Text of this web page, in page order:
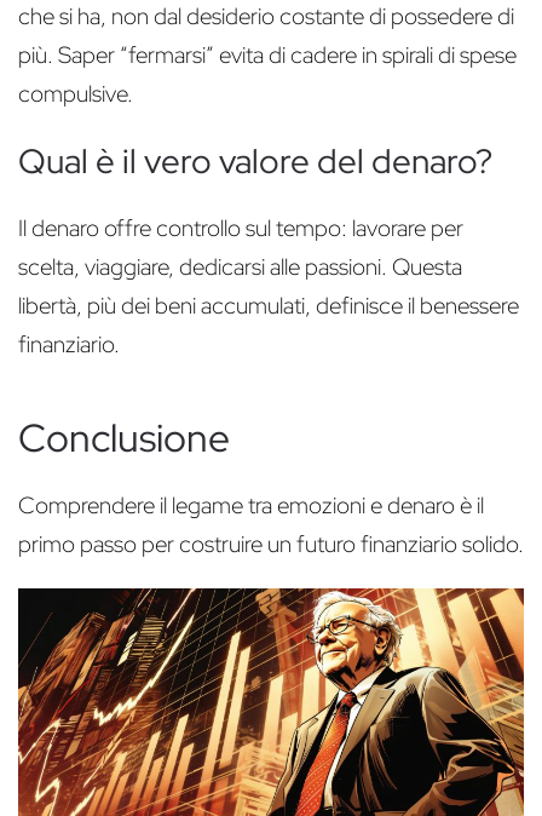
che si ha, non dal desiderio costante di possedere di
più. Saper “fermarsi” evita di cadere in spirali di spese
compulsive.
Qual è il vero valore del denaro?
Il denaro offre controllo sul tempo: lavorare per
scelta, viaggiare, dedicarsi alle passioni. Questa
libertà, più dei beni accumulati, definisce il benessere
finanziario.
Conclusione
Comprendere il legame tra emozioni e denaro è il
primo passo per costruire un futuro finanziario solido.